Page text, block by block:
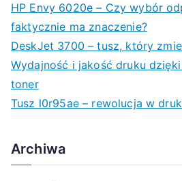
HP Envy 6020e – Czy wybór
faktycznie ma znaczenie?
DeskJet 3700 – tusz, który
Wydajność i jakość druku
toner
Tusz l0r95ae – rewolucja w
Archiwa